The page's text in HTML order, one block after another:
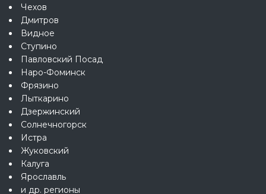
Чехов
Дмитров
Видное
Ступино
Павловский Посад
Наро-Фоминск
Фрязино
Лыткарино
Дзержинский
Солнечногорск
Истра
Жуковский
Калуга
Ярославль
и др. регионы